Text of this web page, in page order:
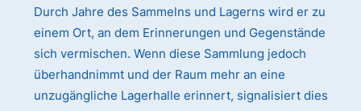
Durch Jahre des Sammelns und Lagerns wird er zu
einem Ort, an dem Erinnerungen und Gegenstände
sich vermischen. Wenn diese Sammlung jedoch
überhandnimmt und der Raum mehr an eine
unzugängliche Lagerhalle erinnert, signalisiert dies